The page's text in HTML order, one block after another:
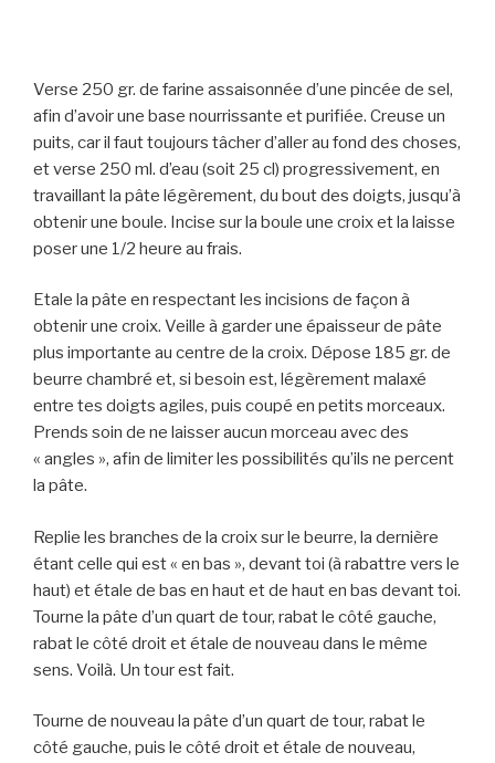
Verse 250 gr. de farine assaisonnée d’une pincée de sel,
afin d’avoir une base nourrissante et purifiée. Creuse un
puits, car il faut toujours tâcher d’aller au fond des choses,
et verse 250 ml. d’eau (soit 25 cl) progressivement, en
travaillant la pâte légèrement, du bout des doigts, jusqu’à
obtenir une boule. Incise sur la boule une croix et la laisse
poser une 1/2 heure au frais.
Etale la pâte en respectant les incisions de façon à
obtenir une croix. Veille à garder une épaisseur de pâte
plus importante au centre de la croix. Dépose 185 gr. de
beurre chambré et, si besoin est, légèrement malaxé
entre tes doigts agiles, puis coupé en petits morceaux.
Prends soin de ne laisser aucun morceau avec des
« angles », afin de limiter les possibilités qu’ils ne percent
la pâte.
Replie les branches de la croix sur le beurre, la dernière
étant celle qui est « en bas », devant toi (à rabattre vers le
haut) et étale de bas en haut et de haut en bas devant toi.
Tourne la pâte d’un quart de tour, rabat le côté gauche,
rabat le côté droit et étale de nouveau dans le même
sens. Voilà. Un tour est fait.
Tourne de nouveau la pâte d’un quart de tour, rabat le
côté gauche, puis le côté droit et étale de nouveau,